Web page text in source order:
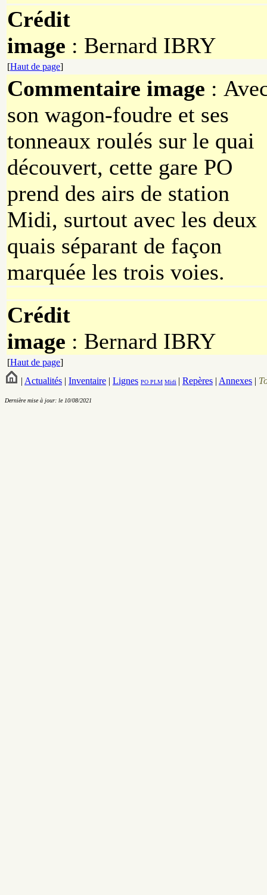
Crédit
image : Bernard IBRY
[Haut de page]
Commentaire image :
son wagon-foudre et ses
tonneaux roulés sur le quai
découvert, cette gare PO
prend des airs de station
Midi, surtout avec les deux
quais séparant de façon
marquée les trois voies.
Crédit
image : Bernard IBRY
[Haut de page]
| Actualités | Inventaire | Lignes PO PLM Midi | Repères | Annexes |
Dernière mise à jour: le 10/08/2021